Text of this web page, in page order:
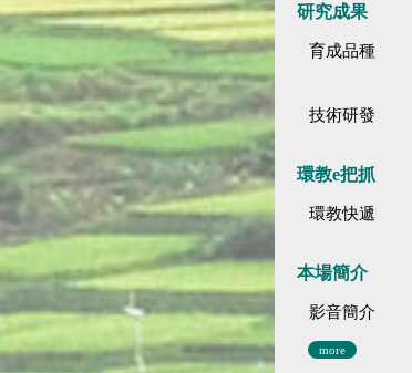
研究成果
育成品種
技術研發
環教e把抓
環教快遞
本場簡介
影音簡介
more